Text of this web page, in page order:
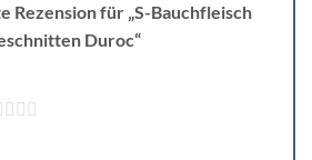
Rezension für „S-Bauchfleisch
Duroc“